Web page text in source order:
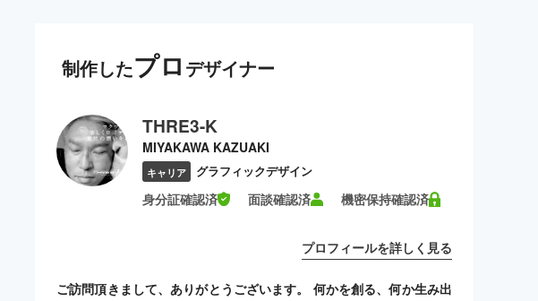
制作したプロ デザイナー
THRE3-K
MIYAKAWA KAZUAKI
キャリア グラフィックデザイン
身分証確認済 面談確認済 機密保持確認済
プロフィールを詳しく見る
ご訪問頂きまして、ありがとうございます。 何かを創る、何か生み出